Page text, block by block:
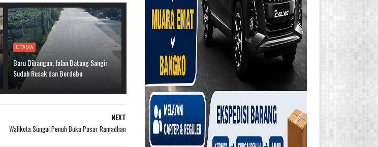
UTAMA
Baru Dibangun, Jalan Batang Sangir
Sudah Rusak dan Berdebu
NEXT
Walikota Sungai Penuh Buka Pasar Ramadhan